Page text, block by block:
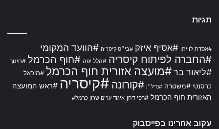
תגיות
#אסדת לוויתן #אסיף איזק #בי״ס קיסריה #הוועד המקומי
#החברה לפיתוח קיסריה #הלל יפה #חוף הכרמל #חינוך
#ליאור בר#מועצה אזורית חוף הכרמל #מיכאל
כרסנטי #משטרה #נדל״ן #קורונה #קיסריה #ראש המועצה
האזורית חוף הכרמל #רפי דהן איגוד ערים שרון כרמל#
עקוב אחרינו בפייסבוק